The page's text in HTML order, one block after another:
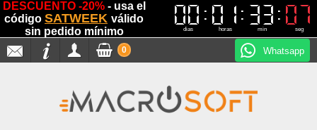
DESCUENTO -20% - usa el
código SATWEEK válido
sin pedido mínimo
00
00
dias
01
01
horas
33
33
min
07
06
06
07
seg
Whatsapp
0